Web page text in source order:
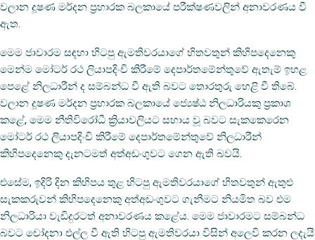
වලාන දූෂණ මර්දන ප්‍රහාරක බලකායේ පරීක්ෂණවලින් අනාවරණය වී
ඇත.
මෙම ජාවාරම සඳහා හිටපු ඇමතිවරයාගේ හිතවතුන් කිහිපදෙනෙකු
මෙන්ම මෝටර් රථ ලියාපදිංචි කිරීමේ දෙපාර්තමේන්තුවේ ඇතැම් ඉහළ
පෙළේ නිලධාරීන් ද සම්බන්ධ වී ඇති බවට තොරතුරු හෙළි වී තිබේ.
වලාන දූෂණ මර්දන ප්‍රහාරක බලකායේ ජ්‍යෙෂ්ඨ නිලධාරියකු ප්‍රකාශ
කළේ, මෙම නීතිවිරෝධී ක්‍රියාවලියට සහාය වූ බවට සැකකෙරෙන
මෝටර් රථ ලියාපදිංචි කිරීමේ දෙපාර්තමේන්තුවේ නිලධාරීන්
කිහිපදෙනෙකු දැනටමත් අත්අඩංගුවට ගෙන ඇති බවයි.
එසේම, ඉදිරි දින කිහිපය තුළ හිටපු ඇමතිවරයාගේ හිතවතුන් ඇතුළු
සැකකරුවන් කිහිපදෙනෙකු අත්අඩංගුවට ගැනීමට නියමිත බව එම
නිලධාරියා වැඩිදුරටත් අනාවරණය කළේය. මෙම ජාවාරමට සම්බන්ධ
බවට චෝදනා එල්ල වී ඇති හිටපු ඇමතිවරයා විසින් අලෙවි කරන ලදැයි